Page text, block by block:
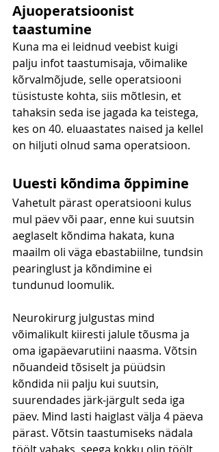
Ajuoperatsioonist
taastumine
Kuna ma ei leidnud veebist kuigi
palju infot taastumisaja, võimalike
kõrvalmõjude, selle operatsiooni
tüsistuste kohta, siis mõtlesin, et
tahaksin seda ise jagada ka teistega,
kes on 40. eluaastates naised ja kellel
on hiljuti olnud sama operatsioon.
Uuesti kõndima õppimine
Vahetult pärast operatsiooni kulus
mul päev või paar, enne kui suutsin
aeglaselt kõndima hakata, kuna
maailm oli väga ebastabiilne, tundsin
pearinglust ja kõndimine ei
tundunud loomulik.
Neurokirurg julgustas mind
võimalikult kiiresti jalule tõusma ja
oma igapäevarutiini naasma. Võtsin
nõuandeid tõsiselt ja püüdsin
kõndida nii palju kui suutsin,
suurendades järk-järgult seda iga
päev. Mind lasti haiglast välja 4 päeva
pärast. Võtsin taastumiseks nädala
töölt vabaks, seega kokku olin töölt